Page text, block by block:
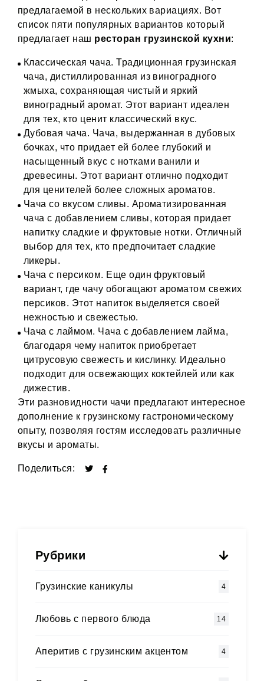
предлагаемой в нескольких вариациях. Вот
список пяти популярных вариантов который
предлагает наш ресторан грузинской кухни:
Классическая чача. Традиционная грузинская
чача, дистиллированная из виноградного
жмыха, сохраняющая чистый и яркий
виноградный аромат. Этот вариант идеален
для тех, кто ценит классический вкус.
Дубовая чача. Чача, выдержанная в дубовых
бочках, что придает ей более глубокий и
насыщенный вкус с нотками ванили и
древесины. Этот вариант отлично подходит
для ценителей более сложных ароматов.
Чача со вкусом сливы. Ароматизированная
чача с добавлением сливы, которая придает
напитку сладкие и фруктовые нотки. Отличный
выбор для тех, кто предпочитает сладкие
ликеры.
Чача с персиком. Еще один фруктовый
вариант, где чачу обогащают ароматом свежих
персиков. Этот напиток выделяется своей
нежностью и свежестью.
Чача с лаймом. Чача с добавлением лайма,
благодаря чему напиток приобретает
цитрусовую свежесть и кислинку. Идеально
подходит для освежающих коктейлей или как
дижестив.
Эти разновидности чачи предлагают интересное
дополнение к грузинскому гастрономическому
опыту, позволяя гостям исследовать различные
вкусы и ароматы.
Поделиться:
Рубрики
Грузинские каникулы 4
Любовь с первого блюда 14
Аперитив с грузинским акцентом 4